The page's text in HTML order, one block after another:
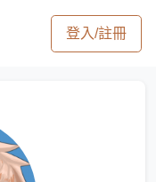
登入/註冊